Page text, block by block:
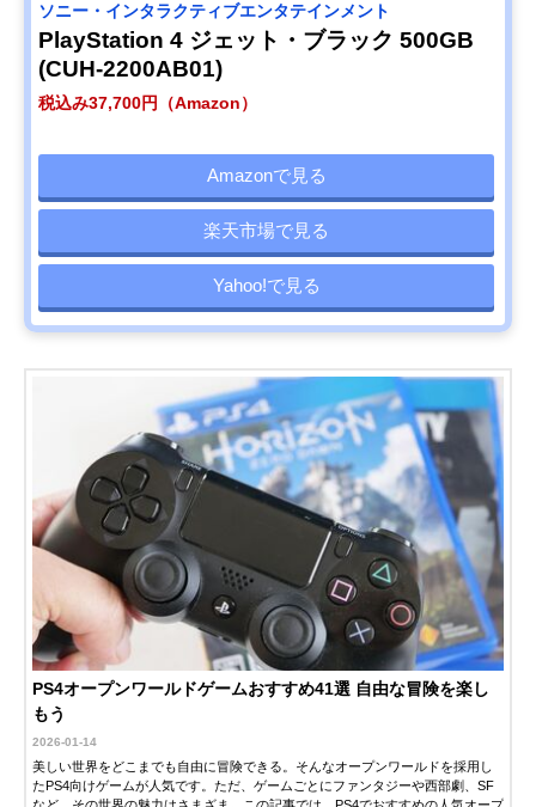
ソニー・インタラクティブエンタテインメント
PlayStation 4 ジェット・ブラック 500GB
(CUH-2200AB01)
税込み37,700円（Amazon）
Amazonで見る
楽天市場で見る
Yahoo!で見る
PS4オープンワールドゲームおすすめ41選 自由な冒険を楽し
もう
2026-01-14
美しい世界をどこまでも自由に冒険できる。そんなオープンワールドを採用し
たPS4向けゲームが人気です。ただ、ゲームごとにファンタジーや西部劇、SF